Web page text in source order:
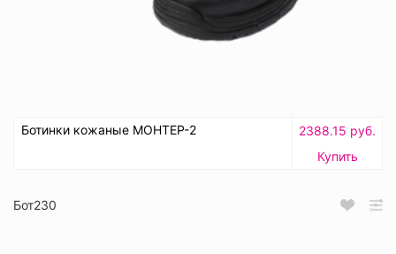
Ботинки кожаные МОНТЕР-2
2388.15 руб.
Купить
Бот230